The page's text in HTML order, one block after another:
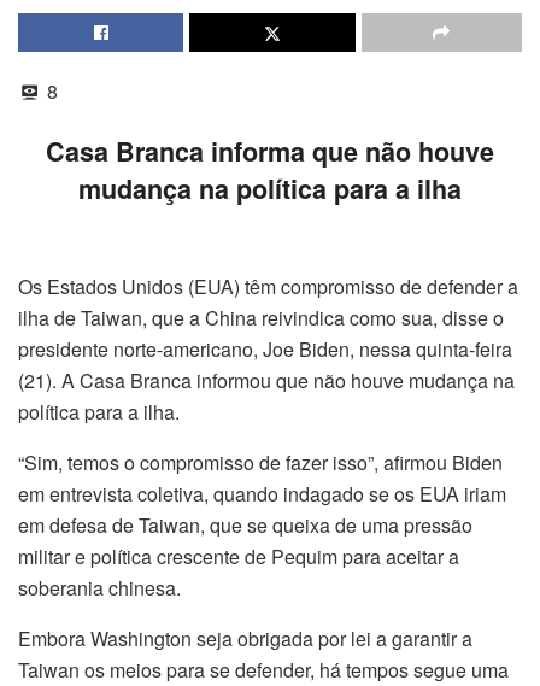
8
Casa Branca informa que não houve
mudança na política para a ilha
Os Estados Unidos (EUA) têm compromisso de defender a
ilha de Taiwan, que a China reivindica como sua, disse o
presidente norte-americano, Joe Biden, nessa quinta-feira
(21). A Casa Branca informou que não houve mudança na
política para a ilha.
“Sim, temos o compromisso de fazer isso”, afirmou Biden
em entrevista coletiva, quando indagado se os EUA iriam
em defesa de Taiwan, que se queixa de uma pressão
militar e política crescente de Pequim para aceitar a
soberania chinesa.
Embora Washington seja obrigada por lei a garantir a
Taiwan os meios para se defender, há tempos segue uma